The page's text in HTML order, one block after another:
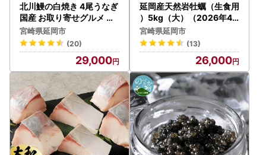
北川鰻の白焼き 4尾うなぎ
国産 お取り寄せグルメ 特
製タレ付き 真空パック お
かず 食品 食べ物 調理済み
未冷凍 冷蔵 本来のおいし
さ 北川淡水 宮崎県 延岡市
ギフト 送料無料 N010-YB
718
宮崎県延岡市
(20)
29,000
延岡産天然岩牡蠣（生食用
）5kg（大）（2026年4
月15日から発送開始）N0
36-YB307
宮崎県延岡市
(13)
26,000